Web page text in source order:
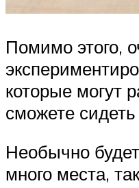
Помимо этого,
которые могут
сможете
Необычно
много места,